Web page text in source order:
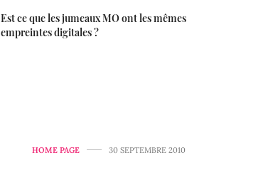
Est ce que les jumeaux MO ont les mêmes
empreintes digitales ?
HOME PAGE 30 SEPTEMBRE 2010